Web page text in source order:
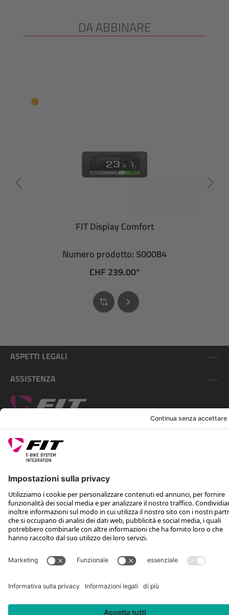
Salta la galleria dei prodotti
DA ABBINARE
FIT Display Comfort
Numero prodotto: 500084
CHF 239.00*
ASPETTI LEGALI
ASSISTENZA
*Prezzo al dettaglio consigliato IVA inclusa più spese di spedizione e TSA
Rotax Bike Technology AG © 2025